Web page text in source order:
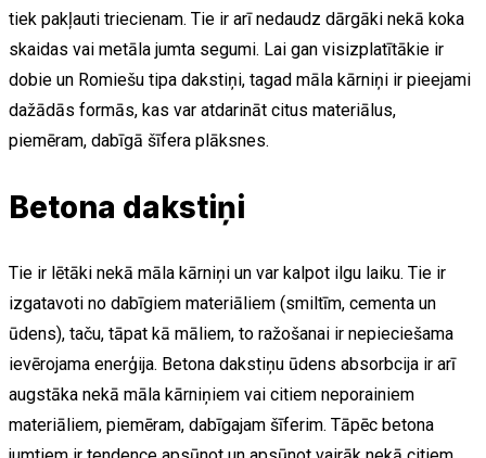
tiek pakļauti triecienam. Tie ir arī nedaudz dārgāki nekā koka
skaidas vai metāla jumta segumi. Lai gan visizplatītākie ir
dobie un Romiešu tipa dakstiņi, tagad māla kārniņi ir pieejami
dažādās formās, kas var atdarināt citus materiālus,
piemēram, dabīgā šīfera plāksnes.
Betona dakstiņi
Tie ir lētāki nekā māla kārniņi un var kalpot ilgu laiku. Tie ir
izgatavoti no dabīgiem materiāliem (smiltīm, cementa un
ūdens), taču, tāpat kā māliem, to ražošanai ir nepieciešama
ievērojama enerģija. Betona dakstiņu ūdens absorbcija ir arī
augstāka nekā māla kārniņiem vai citiem neporainiem
materiāliem, piemēram, dabīgajam šīferim. Tāpēc betona